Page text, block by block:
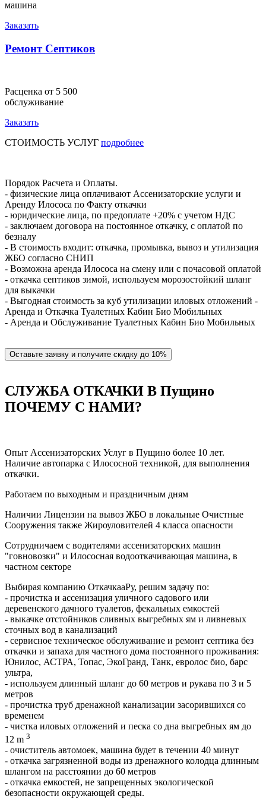
машина
Заказать
Ремонт Септиков
Расценка от 5 500
обслуживание
Заказать
СТОИМОСТЬ УСЛУГ подробнее
Порядок Расчета и Оплаты.
- физические лица оплачивают Ассенизаторские услуги и
Аренду Илососа по Факту откачки
- юридические лица, по предоплате +20% с учетом НДС
- заключаем договора на постоянное откачку, с оплатой по
безналу
- В стоимость входит: откачка, промывка, вывоз и утилизация
ЖБО согласно СНИП
- Возможна аренда Илососа на смену или с почасовой оплатой
- откачка септиков зимой, используем морозостойкий шланг
для выкачки
- Выгодная стоимость за куб утилизации иловых отложений -
Аренда и Откачка Туалетных Кабин Био Мобильных
- Аренда и Обслуживание Туалетных Кабин Био Мобильных
Оставьте заявку и получите скидку до 10%
СЛУЖБА ОТКАЧКИ В Пущино
ПОЧЕМУ С НАМИ?
Опыт Ассенизаторских Услуг в Пущино более 10 лет.
Наличие автопарка с Илососной техникой, для выполнения
откачки.
Работаем по выходным и праздничным дням
Наличии Лицензии на вывоз ЖБО в локальные Очистные
Сооружения также Жироуловителей 4 класса опасности
Сотрудничаем с водителями ассенизаторских машин
"говновозки" и Илососная водооткачивающая машина, в
частном секторе
Выбирая компанию ОткачкааРу, решим задачу по:
- прочистка и ассенизация уличного садового или
деревенского дачного туалетов, фекальных емкостей
- выкачке отстойников сливных выгребных ям и ливневых
сточных вод в канализаций
- сервисное техническое обслуживание и ремонт септика без
откачки и запаха для частного дома постоянного проживания:
Юнилос, АСТРА, Топас, ЭкоГранд, Танк, евролос био, барс
ультра,
- используем длинный шланг до 60 метров и рукава по 3 и 5
метров
- прочистка труб дренажной канализации засорившихся со
временем
- чистка иловых отложений и песка со дна выгребных ям до
12 m 3
- очиститель автомоек, машина будет в течении 40 минут
- откачка загрязненной воды из дренажного колодца длинным
шлангом на расстоянии до 60 метров
- откачка емкостей, не запрещенных экологической
безопасности окружающей среды.